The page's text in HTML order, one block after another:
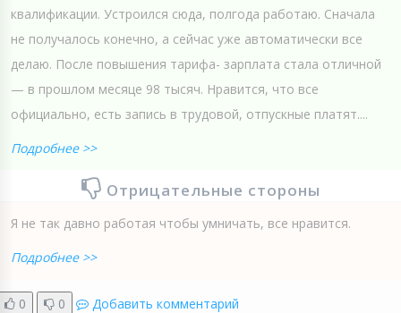
квалификации. Устроился сюда, полгода работаю. Сначала
не получалось конечно, а сейчас уже автоматически все
делаю. После повышения тарифа- зарплата стала отличной
— в прошлом месяце 98 тысяч. Нравится, что все
официально, есть запись в трудовой, отпускные платят....
Подробнее >>
Отрицательные стороны
Я не так давно работая чтобы умничать, все нравится.
Подробнее >>
0 0 Добавить комментарий